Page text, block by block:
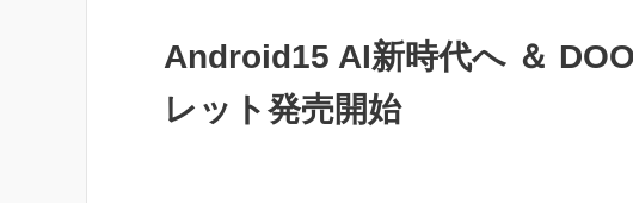
Android15 AI新時代へ ＆
レット発売開始